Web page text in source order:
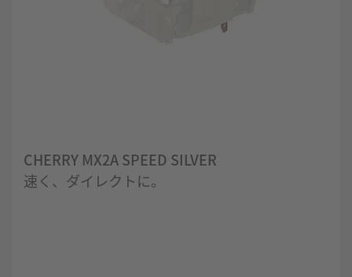
CHERRY MX2A SPEED SILVER
速く、ダイレクトに。